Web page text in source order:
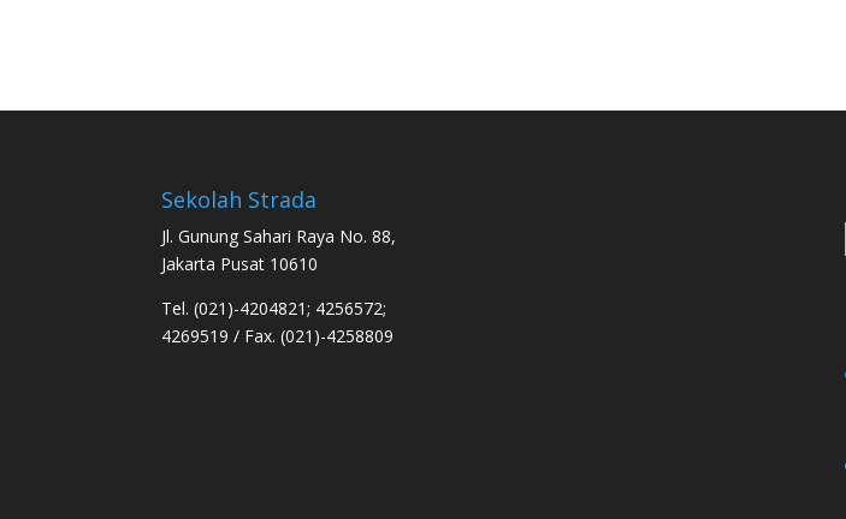
Sekolah Strada
Jl. Gunung Sahari Raya No. 88,
Jakarta Pusat 10610
Tel. (021)-4204821; 4256572;
4269519 / Fax. (021)-4258809